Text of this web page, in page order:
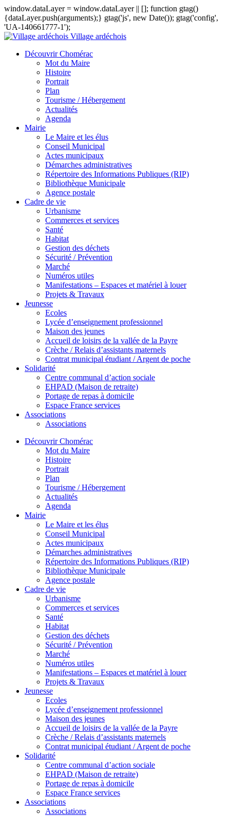
window.dataLayer = window.dataLayer || []; function gtag()
{dataLayer.push(arguments);} gtag('js', new Date()); gtag('config',
'UA-140661777-1');
Village ardéchois
Découvrir Chomérac
Mot du Maire
Histoire
Portrait
Plan
Tourisme / Hébergement
Actualités
Agenda
Mairie
Le Maire et les élus
Conseil Municipal
Actes municipaux
Démarches administratives
Répertoire des Informations Publiques (RIP)
Bibliothèque Municipale
Agence postale
Cadre de vie
Urbanisme
Commerces et services
Santé
Habitat
Gestion des déchets
Sécurité / Prévention
Marché
Numéros utiles
Manifestations – Espaces et matériel à louer
Projets & Travaux
Jeunesse
Ecoles
Lycée d’enseignement professionnel
Maison des jeunes
Accueil de loisirs de la vallée de la Payre
Crèche / Relais d’assistants maternels
Contrat municipal étudiant / Argent de poche
Solidarité
Centre communal d’action sociale
EHPAD (Maison de retraite)
Portage de repas à domicile
Espace France services
Associations
Associations
Découvrir Chomérac
Mot du Maire
Histoire
Portrait
Plan
Tourisme / Hébergement
Actualités
Agenda
Mairie
Le Maire et les élus
Conseil Municipal
Actes municipaux
Démarches administratives
Répertoire des Informations Publiques (RIP)
Bibliothèque Municipale
Agence postale
Cadre de vie
Urbanisme
Commerces et services
Santé
Habitat
Gestion des déchets
Sécurité / Prévention
Marché
Numéros utiles
Manifestations – Espaces et matériel à louer
Projets & Travaux
Jeunesse
Ecoles
Lycée d’enseignement professionnel
Maison des jeunes
Accueil de loisirs de la vallée de la Payre
Crèche / Relais d’assistants maternels
Contrat municipal étudiant / Argent de poche
Solidarité
Centre communal d’action sociale
EHPAD (Maison de retraite)
Portage de repas à domicile
Espace France services
Associations
Associations